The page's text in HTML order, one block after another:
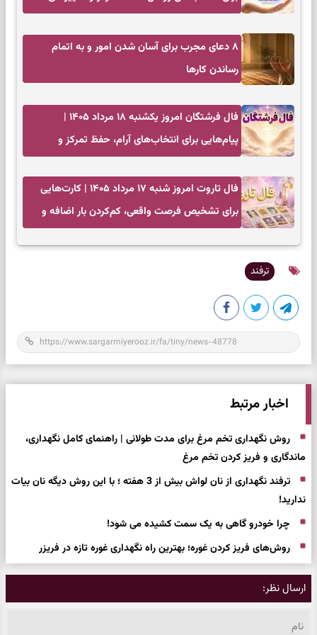
۸ دعای مجرب برای آسان شدن امور و به اتمام
رساندن کار‌ها
فال فرشتگان امروز یکشنبه ۱۸ مرداد ۱۴۰۵ |
پیام‌هایی برای انتخاب‌های آرام، حفظ تمرکز و
فال تاروت امروز شنبه ۱۷ مرداد ۱۴۰۵ | کارت‌هایی
برای تشخیص فرصت واقعی، کم‌کردن بار اضافه و
ترفند
اخبار مرتبط
روش نگهداری تخم مرغ برای مدت طولانی | راهنمای کامل نگهداری،
ماندگاری و فریز کردن تخم مرغ
ترفند نگهداری از نان لواش بیش از 3 هفته ؛ با این روش دیگه نان بیات
ندارید!
چرا خودرو گاهی به یک سمت کشیده می شود!
روش‌های فریز کردن غوره؛ بهترین راه نگهداری غوره تازه در فریزر
ارسال نظر: